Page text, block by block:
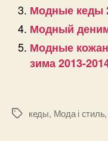
Модные кеды
Модный
Модные
зима 2013-
Позначки
кеды, Мода і стиль,